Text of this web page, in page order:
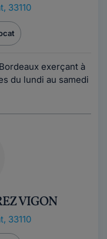
33110
exerçant à
du lundi au samedi
VIGON
33110